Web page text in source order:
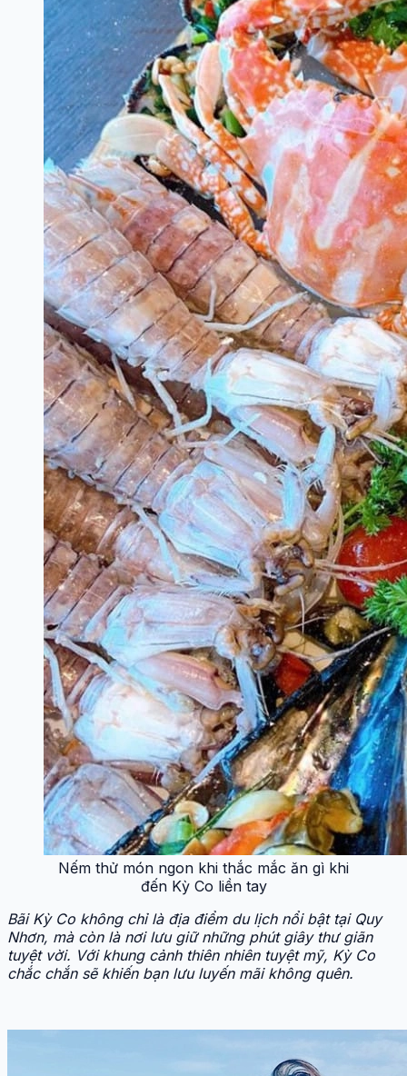
Nếm thử món ngon khi thắc mắc ăn gì khi
đến Kỳ Co liền tay
Bãi Kỳ Co không chỉ là địa điểm du lịch nổi bật tại Quy
Nhơn, mà còn là nơi lưu giữ những phút giây thư giãn
tuyệt vời. Với khung cảnh thiên nhiên tuyệt mỹ, Kỳ Co
chắc chắn sẽ khiến bạn lưu luyến mãi không quên.